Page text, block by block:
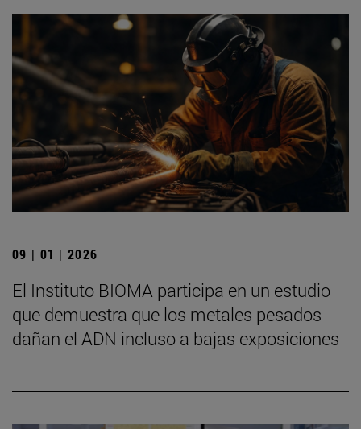
09 | 01 | 2026
El Instituto BIOMA participa en un estudio
que demuestra que los metales pesados
dañan el ADN incluso a bajas exposiciones